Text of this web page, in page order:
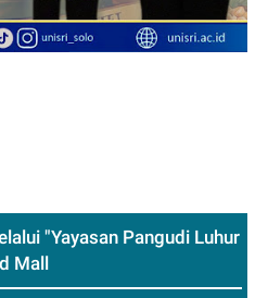
"Yayasan Pangudi Luhur
Mall